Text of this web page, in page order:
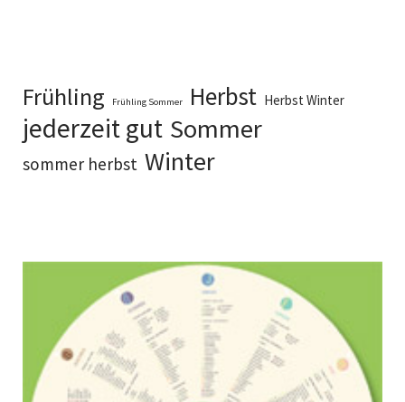
Frühling Frühling Sommer Herbst Herbst Winter
jederzeit gut Sommer
sommer herbst Winter